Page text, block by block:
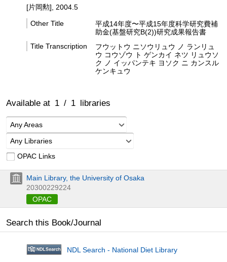
[片岡勲], 2004.5
Other Title
平成14年度〜平成15年度科学研究費補
助金(基盤研究B(2))研究成果報告書
Title Transcription
フウットウ ニソウリュウ ノ ランリュ
ウ コウゾウ ト ゲンカイ ネツ リュウソ
ク ノ イッパンテキ ヨソク ニ カンスル
ケンキュウ
Available at 1 / 1 libraries
Any Areas
Any Libraries
OPAC Links
Main Library, the University of Osaka
20300229224
OPAC
Search this Book/Journal
NDL Search - National Diet Library